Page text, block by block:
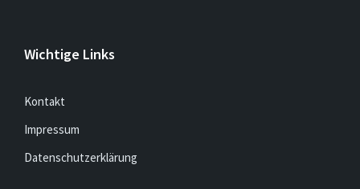
Wichtige Links
Kontakt
Impressum
Datenschutzerklärung